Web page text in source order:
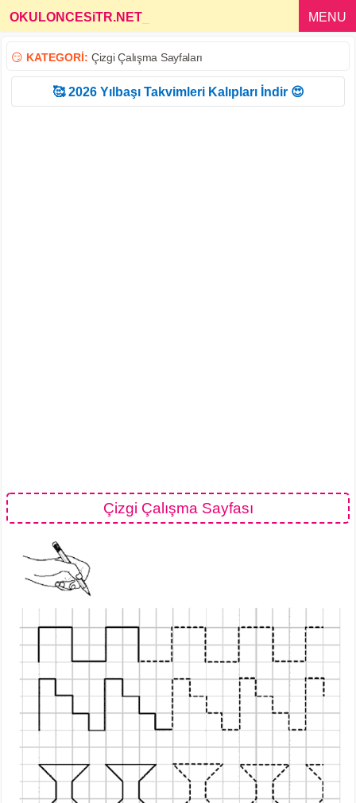
OKULONCESiTR.NET MENU
😏 KATEGORİ: Çizgi Çalışma Sayfaları
🥰 2026 Yılbaşı Takvimleri Kalıpları İndir 😍
Çizgi Çalışma Sayfası